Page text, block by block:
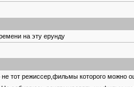
на эту ерунду
тот режиссер,фильмы которого можно